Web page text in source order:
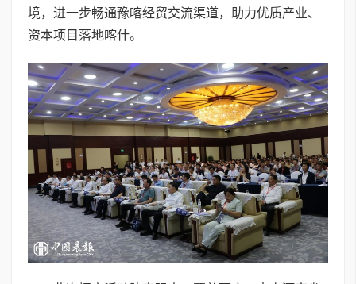
境，进一步畅通豫喀经贸交流渠道，助力优质产业、
资本项目落地喀什。